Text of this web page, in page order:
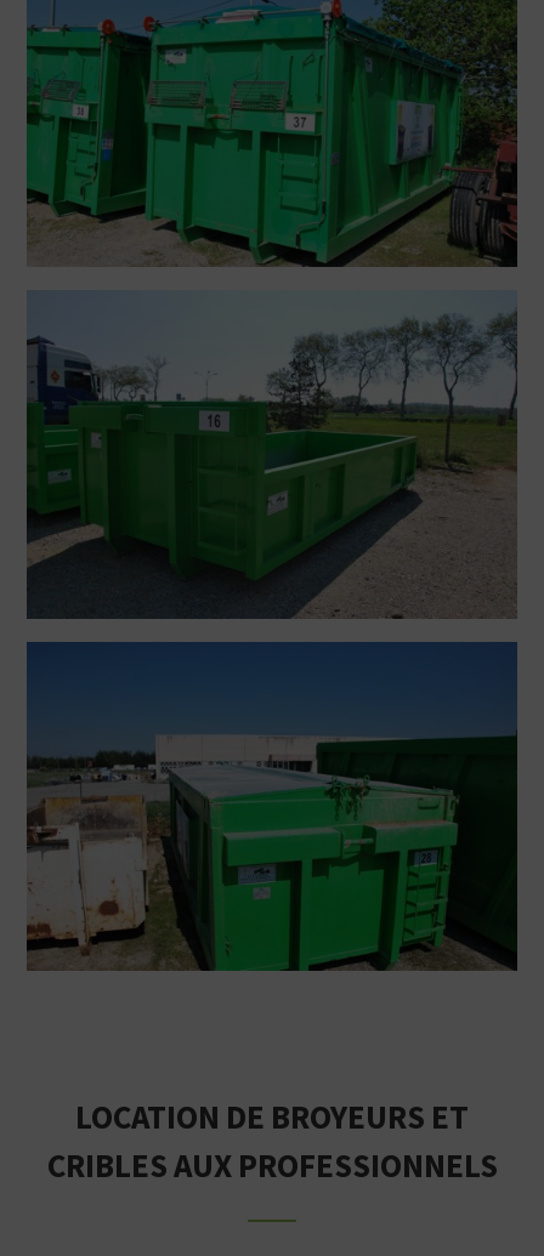
LOCATION DE BROYEURS ET
CRIBLES AUX PROFESSIONNELS